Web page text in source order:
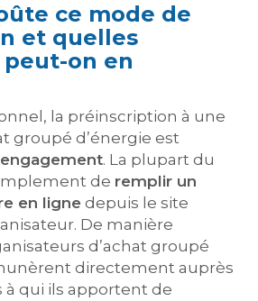
ce mode de
et quelles
on en
la préinscription à une
groupé d’énergie est
. La plupart du
de remplir un
en ligne depuis le site
De manière
d’achat groupé
directement auprès
à qui ils apportent de